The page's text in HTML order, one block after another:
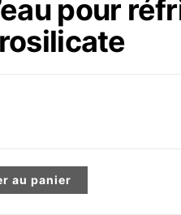
pour
d'eau pour réfrigérateur en
au panier